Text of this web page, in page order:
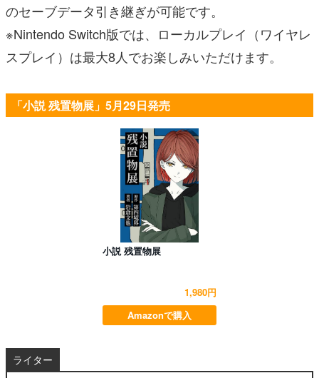
のセーブデータ引き継ぎが可能です。
※Nintendo Switch版では、ローカルプレイ（ワイヤレ
スプレイ）は最大8人でお楽しみいただけます。
「小説 残置物展」5月29日発売
小説 残置物展
1,980円
Amazonで購入
ライター